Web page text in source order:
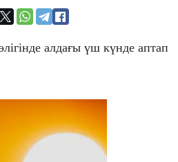
алдағы үш күнде аптап